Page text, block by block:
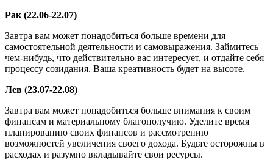
Рак (22.06-22.07)
Завтра вам может понадобиться больше времени для
самостоятельной деятельности и самовыражения. Займитесь
чем-нибудь, что действительно вас интересует, и отдайте себя
процессу созидания. Ваша креативность будет на высоте.
Лев (23.07-22.08)
Завтра вам может понадобиться больше внимания к своим
финансам и материальному благополучию. Уделите время
планированию своих финансов и рассмотрению
возможностей увеличения своего дохода. Будьте осторожны в
расходах и разумно вкладывайте свои ресурсы.